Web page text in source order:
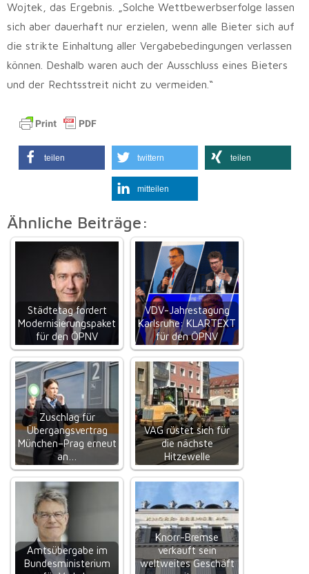
Wojtek, das Ergebnis. „Solche Wettbewerbserfolge lassen
sich aber dauerhaft nur erzielen, wenn alle Bieter sich auf
die strikte Einhaltung aller Vergabebedingungen verlassen
können. Deshalb waren auch der Ausschluss eines Bieters
und der Rechtsstreit nicht zu vermeiden.“
teilen twittern teilen
mitteilen
Ähnliche Beiträge:
Städtetag fordert
Modernisierungspaket
für den ÖPNV
VDV-Jahrestagung
Karlsruhe: KLARTEXT
für den ÖPNV
Zuschlag für
Übergangsvertrag
München–Prag erneut
an…
VAG rüstet sich für
die nächste
Hitzewelle
Amtsübergabe im
Bundesministerium
Knorr-Bremse
verkauft sein
weltweites Geschäft